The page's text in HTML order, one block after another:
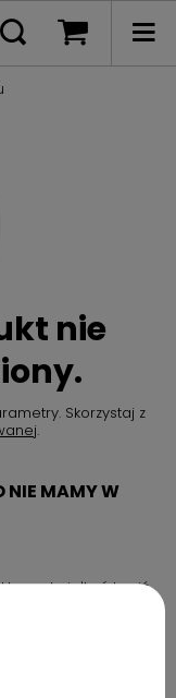
nie
Skorzystaj z
.
NIE MAMY W
a chciałbyś kupić
przedmiotu. Aby